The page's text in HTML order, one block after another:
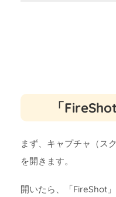
「
まず、キャプチャ（ス
を開きます。
開いたら、「FireShot